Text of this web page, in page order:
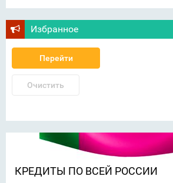
Избранное
Перейти
Очистить
КРЕДИТЫ ПО ВСЕЙ РОССИИ